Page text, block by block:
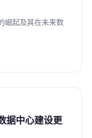
崛起及其在未来数
据中心建设更